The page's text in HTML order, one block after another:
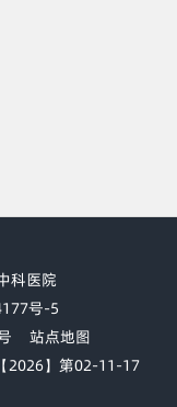
科医院
号-5
站点地图
2026】第02-11-17